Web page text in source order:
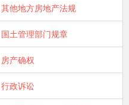
其他地方房地产法规
国土管理部门规章
房产确权
行政诉讼